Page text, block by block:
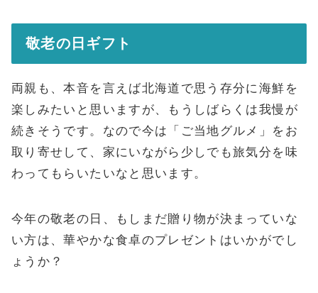
敬老の日ギフト
両親も、本音を言えば北海道で思う存分に海鮮を
楽しみたいと思いますが、もうしばらくは我慢が
続きそうです。なので今は「ご当地グルメ」をお
取り寄せして、家にいながら少しでも旅気分を味
わってもらいたいなと思います。
今年の敬老の日、もしまだ贈り物が決まっていな
い方は、華やかな食卓のプレゼントはいかがでし
ょうか？